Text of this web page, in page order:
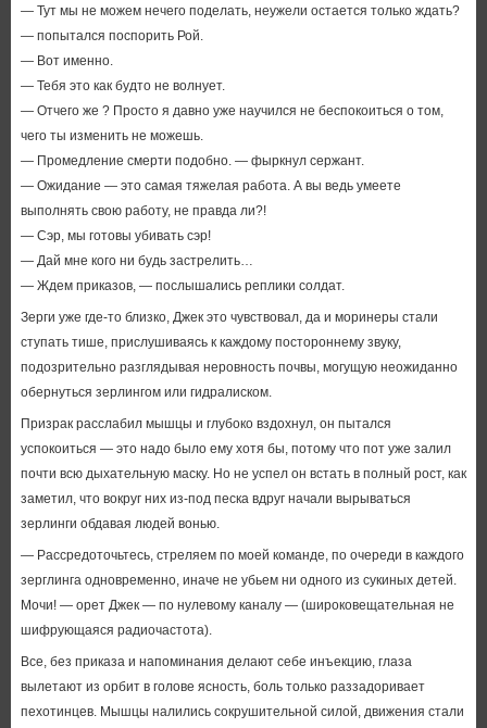
— Тут мы не можем нечего поделать, неужели остается только ждать?
— попытался поспорить Рой.
— Вот именно.
— Тебя это как будто не волнует.
— Отчего же ? Просто я давно уже научился не беспокоиться о том,
чего ты изменить не можешь.
— Промедление смерти подобно. — фыркнул сержант.
— Ожидание — это самая тяжелая работа. А вы ведь умеете
выполнять свою работу, не правда ли?!
— Сэр, мы готовы убивать сэр!
— Дай мне кого ни будь застрелить…
— Ждем приказов, — послышались реплики солдат.
Зерги уже где-то близко, Джек это чувствовал, да и моринеры стали
ступать тише, прислушиваясь к каждому постороннему звуку,
подозрительно разглядывая неровность почвы, могущую неожиданно
обернуться зерлингом или гидралиском.
Призрак расслабил мышцы и глубоко вздохнул, он пытался
успокоиться — это надо было ему хотя бы, потому что пот уже залил
почти всю дыхательную маску. Но не успел он встать в полный рост, как
заметил, что вокруг них из-под песка вдруг начали вырываться
зерлинги обдавая людей вонью.
— Рассредоточьтесь, стреляем по моей команде, по очереди в каждого
зерглинга одновременно, иначе не убьем ни одного из сукиных детей.
Мочи! — орет Джек — по нулевому каналу — (широковещательная не
шифрующаяся радиочастота).
Все, без приказа и напоминания делают себе инъекцию, глаза
вылетают из орбит в голове ясность, боль только раззадоривает
пехотинцев. Мышцы налились сокрушительной силой, движения стали